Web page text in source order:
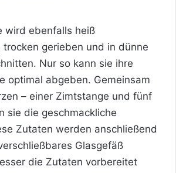
wird ebenfalls heiß
trocken gerieben und in dünne
Nur so kann sie ihre
optimal abgeben. Gemeinsam
– einer Zimtstange und fünf
sie die geschmackliche
Zutaten werden anschließend
Glasgefäß
die Zutaten vorbereitet